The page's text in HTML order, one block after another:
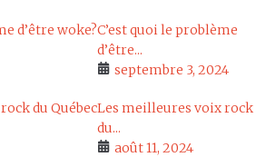
C’est quoi le problème
d’être...
septembre 3, 2024
Les meilleures voix rock
du...
août 11, 2024